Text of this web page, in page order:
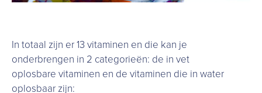
In totaal zijn er 13 vitaminen en die kan je
onderbrengen in 2 categorieën: de in vet
oplosbare vitaminen en de vitaminen die in water
oplosbaar zijn: